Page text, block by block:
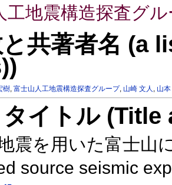
工地震構造探査グ
共著者名 (a
樹,富士山人工地震構造探査グループ, 山崎 文人 , 山
イトル
震を用いた富士山
source seismic